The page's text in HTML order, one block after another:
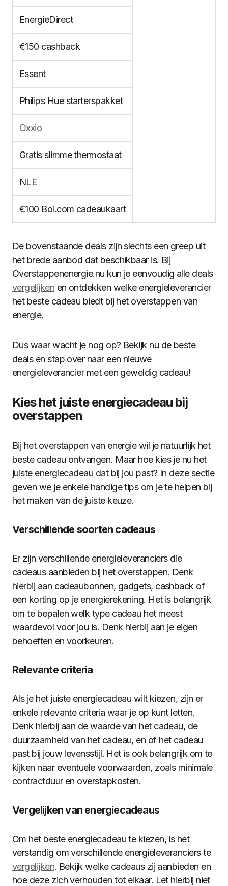
EnergieDirect
€150 cashback
Essent
Philips Hue starterspakket
Oxxio
Gratis slimme thermostaat
NLE
€100 Bol.com cadeaukaart
De bovenstaande deals zijn slechts een greep uit
het brede aanbod dat beschikbaar is. Bij
Overstappenenergie.nu kun je eenvoudig alle deals
vergelijken en ontdekken welke energieleverancier
het beste cadeau biedt bij het overstappen van
energie.
Dus waar wacht je nog op? Bekijk nu de beste
deals en stap over naar een nieuwe
energieleverancier met een geweldig cadeau!
Kies het juiste energiecadeau bij
overstappen
Bij het overstappen van energie wil je natuurlijk het
beste cadeau ontvangen. Maar hoe kies je nu het
juiste energiecadeau dat bij jou past? In deze sectie
geven we je enkele handige tips om je te helpen bij
het maken van de juiste keuze.
Verschillende soorten cadeaus
Er zijn verschillende energieleveranciers die
cadeaus aanbieden bij het overstappen. Denk
hierbij aan cadeaubonnen, gadgets, cashback of
een korting op je energierekening. Het is belangrijk
om te bepalen welk type cadeau het meest
waardevol voor jou is. Denk hierbij aan je eigen
behoeften en voorkeuren.
Relevante criteria
Als je het juiste energiecadeau wilt kiezen, zijn er
enkele relevante criteria waar je op kunt letten.
Denk hierbij aan de waarde van het cadeau, de
duurzaamheid van het cadeau, en of het cadeau
past bij jouw levensstijl. Het is ook belangrijk om te
kijken naar eventuele voorwaarden, zoals minimale
contractduur en overstapkosten.
Vergelijken van energiecadeaus
Om het beste energiecadeau te kiezen, is het
verstandig om verschillende energieleveranciers te
vergelijken. Bekijk welke cadeaus zij aanbieden en
hoe deze zich verhouden tot elkaar. Let hierbij niet